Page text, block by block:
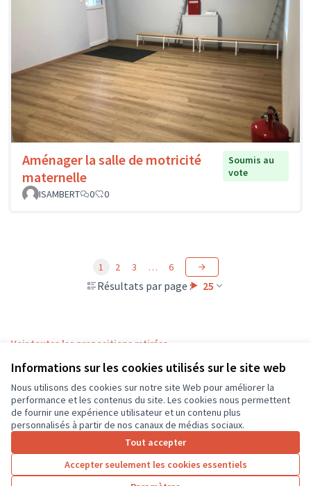
Informations sur les cookies utilisés sur le site web
Nous utilisons des cookies sur notre site Web pour améliorer la
performance et les contenus du site. Les cookies nous permettent
de fournir une expérience utilisateur et un contenu plus
personnalisés à partir de nos canaux de médias sociaux.
Tout accepter
Accepter seulement les cookies essentiels
Aménager la salle de motricité
maternelle
Soumis au
vote
ISAMBERT
0 0
Résultats par page : 25
1 2 3 … 6
Voir toutes les propositions retirées
Conditions d'utilisation
Paramètres des cookies
CD37 sur X
(Lien externe)
CD37 sur Facebook
CD37 sur Instagram
CD37 sur YouTube
(Lien externe)
Licence
(Lien